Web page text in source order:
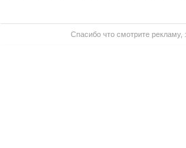
Спасибо что смотрите рекламу,